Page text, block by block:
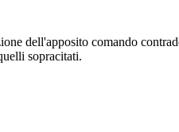
dell'apposito comando
sopracitati.